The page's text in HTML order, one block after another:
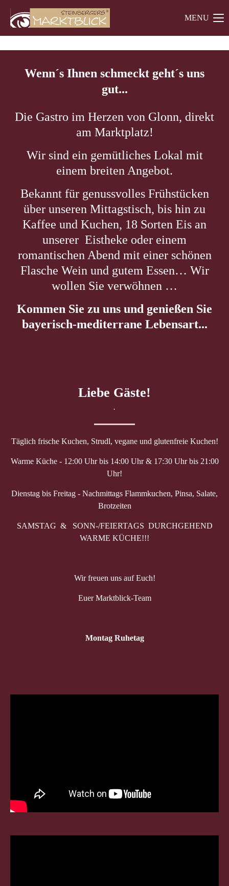
Der Eintrag "offcanvas-col1" existiert leider nicht.
Der Eintrag "offcanvas-col3" existiert leider nicht.
MENU
Wenn´s Ihnen schmeckt geht´s uns
gut...
Die Gastro im Herzen von Glonn, direkt
am Marktplatz!
Wir sind ein gemütliches Lokal mit
einem breiten Angebot.
Bekannt für genussvolles Frühstücken
über unseren Mittagstisch, bis hin zu
Kaffee und Kuchen, 18 Sorten Eis an
unserer Eistheke oder einem
romantischen Abend mit einer schönen
Flasche Wein und gutem Essen… Wir
wollen Sie verwöhnen …
Kommen Sie zu uns und genießen Sie
bayerisch-mediterrane Lebensart...
Liebe Gäste!
.
Täglich frische Kuchen, Strudl, vegane und glutenfreie Kuchen!
Warme Küche - 12:00 Uhr bis 14:00 Uhr & 17:30 Uhr bis 21:00
Uhr!
Dienstag bis Freitag - Nachmittags Flammkuchen, Pinsa, Salate,
Brotzeiten
SAMSTAG & SONN-/FEIERTAGS DURCHGEHEND
WARME KÜCHE!!!
Wir freuen uns auf Euch!
Euer Marktblick-Team
Montag Ruhetag